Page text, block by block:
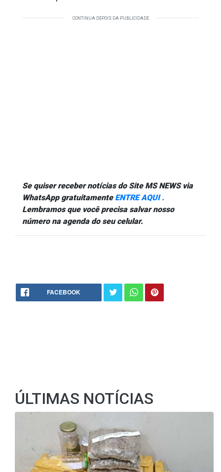
CONTINUA DEPOIS DA PUBLICIDADE
Se quiser receber notícias do Site MS NEWS via
WhatsApp gratuitamente ENTRE AQUI .
Lembramos que você precisa salvar nosso
número na agenda do seu celular.
FACEBOOK
ÚLTIMAS NOTÍCIAS